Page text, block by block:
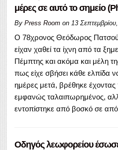
μέρες σε αυτό το σημείο
By Press Room on 13
Ο 78χρονος Θεόδωρος
είχαν χαθεί τα ίχνη από τα
Πέμπτης και ακόμα και μέλη
πως είχε σβήσει κάθε ελπίδα
ημέρες μετά, βρέθηκε
εμφανώς ταλαιπωρημένος,
εντοπίστηκε από βοσκό σε
Οδηγός λεωφορείου